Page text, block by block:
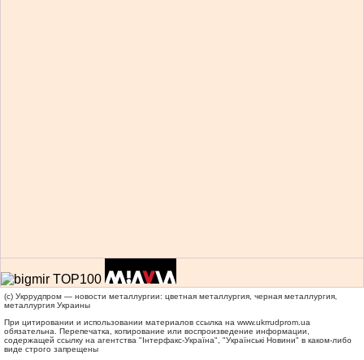
(c) Укррудпром — новости металлургии: цветная металлургия, черная металлургия,
металлургия Украины
При цитировании и использовании материалов ссылка на www.ukrrudprom.ua
обязательна. Перепечатка, копирование или воспроизведение информации,
содержащей ссылку на агентства "Iнтерфакс-Україна", "Українськi Новини" в каком-либо
виде строго запрещены